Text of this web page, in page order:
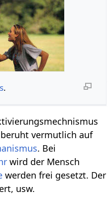
.
beruht vermutlich auf
. Bei
wird der Mensch
werden frei gesetzt. Der
usw.